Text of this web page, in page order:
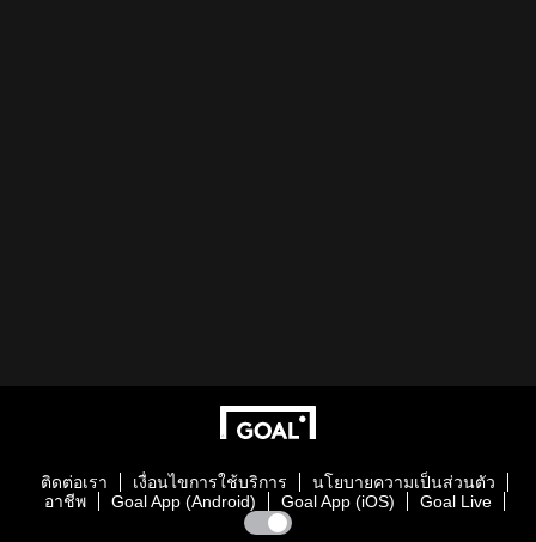
ติดต่อเรา เงื่อนไขการใช้บริการ
นโยบายความเป็นส่วนตัว
อาชีพ
Goal App (Android) Goal App (iOS) Goal Live